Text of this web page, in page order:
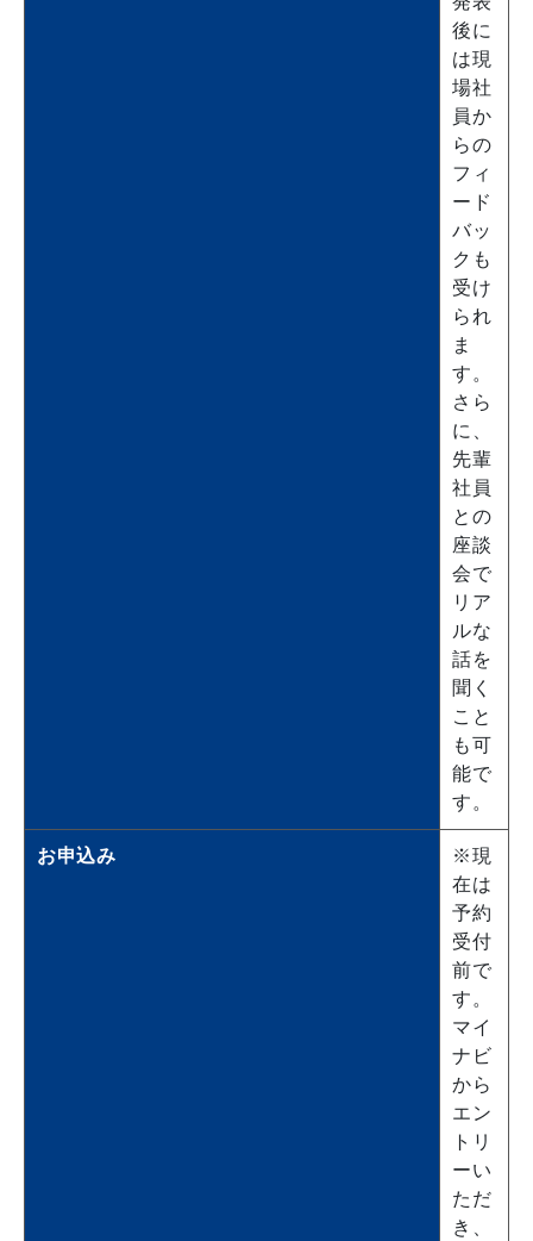
後に
は現
場社
員か
らの
フィ
ード
バッ
クも
受け
られ
ま
す。
さら
に、
先輩
社員
との
座談
会で
リア
ルな
話を
聞く
こと
も可
能で
す。
お申込み
※現
在は
予約
受付
前で
す。
マイ
ナビ
から
エン
トリ
ーい
ただ
き、